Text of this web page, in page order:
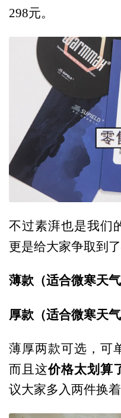
298元。
不过素湃也是我们
更是给大家争取到了
薄款（适合微寒天
厚款（适合微寒天
薄厚两款可选，可
而且这价格太划算
议大家多入两件换